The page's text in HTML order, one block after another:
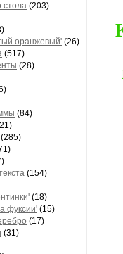
стола (203)
оранжевый' (26)
(517)
(28)
(84)
(285)
(154)
(18)
фуксии' (15)
(17)
(31)